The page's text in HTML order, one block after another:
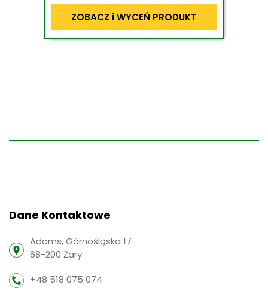
ZOBACZ i WYCEŃ PRODUKT
Dane Kontaktowe
Adams, Górnośląska 17
68-200 Żary
+48 518 075 074